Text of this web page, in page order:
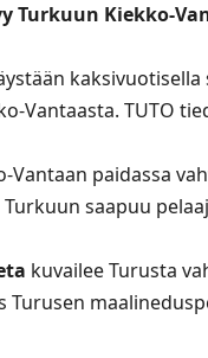
Turkuun Kiekko-
Vantaasta. TUTO
Vantaan paidassa
saapuu
kuvailee Turusta